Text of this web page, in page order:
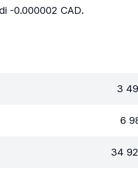
-0.000002 CAD.
3
6
34